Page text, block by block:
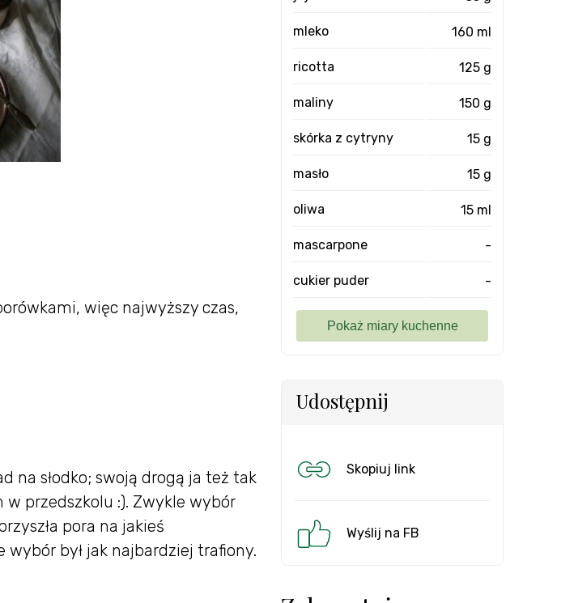
więc najwyższy czas,
na słodko; swoją drogą ja też tak
przedszkolu :). Zwykle wybór
pora na jakieś
wybór był jak najbardziej trafiony.
mleko 160 ml
ricotta 125 g
maliny 150 g
skórka z cytryny 15 g
masło 15 g
oliwa 15 ml
mascarpone -
cukier puder -
Udostępnij
Skopiuj link
Wyślij na FB